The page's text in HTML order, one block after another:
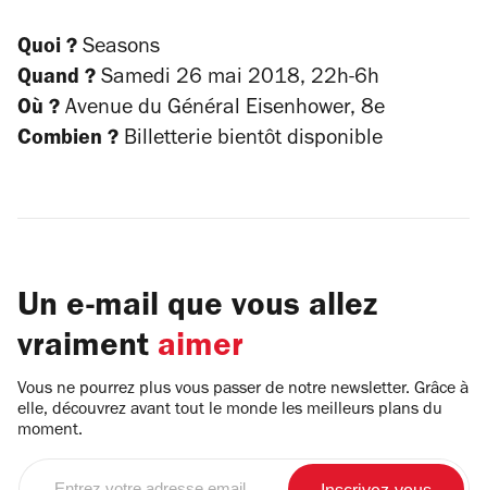
Quoi ? Seasons
Quand ? Samedi 26 mai 2018, 22h-6h
Où ? Avenue du Général Eisenhower, 8e
Combien ? Billetterie bientôt disponible
Un e-mail que vous allez
vraiment aimer
Vous ne pourrez plus vous passer de notre newsletter. Grâce à
elle, découvrez avant tout le monde les meilleurs plans du
moment.